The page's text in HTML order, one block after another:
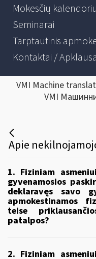
Mokesčių
Seminarai
Tarptautinis
Kontaktai / Apklausa
VMI Machine
VMI
1. Fiziniam
gyvenamosios
deklaravęs savo
apmokestinamos
teise
patalpos?
2. Fiziniam